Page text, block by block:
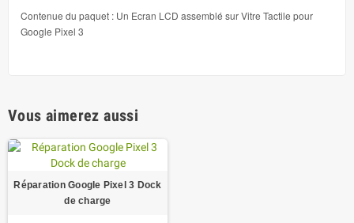
Contenue du paquet : Un Ecran LCD assemblé sur Vitre Tactile pour
Google Pixel 3
Vous aimerez aussi
Réparation Google Pixel 3 Dock
de charge